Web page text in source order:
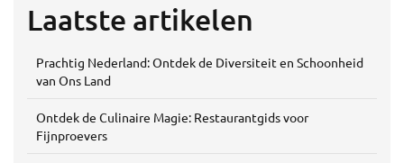
Laatste artikelen
Prachtig Nederland: Ontdek de Diversiteit en Schoonheid
van Ons Land
Ontdek de Culinaire Magie: Restaurantgids voor
Fijnproevers